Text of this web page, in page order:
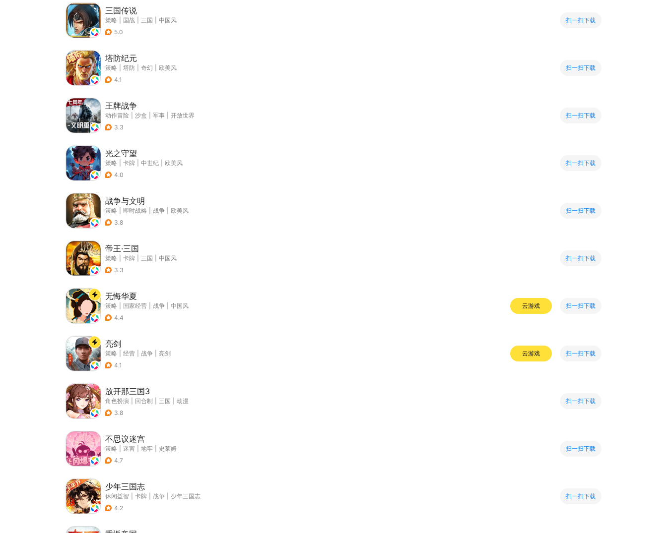
三国传说
策略 国战 三国
中国风
5.0
扫一扫下载
塔防纪元
策略 塔防 奇幻
欧美风
4.1
扫一扫下载
王牌战争
动作冒险 沙盒 军事
开放世界
3.3
扫一扫下载
光之守望
策略 卡牌 中世纪
欧美风
4.0
扫一扫下载
战争与文明
策略 即时战略 战争
欧美风
3.8
扫一扫下载
帝王·三国
策略 卡牌 三国
中国风
3.3
扫一扫下载
无悔华夏
策略 国家经营 战争
中国风
4.4
云游戏 扫一扫下载
亮剑
策略 经营 战争
亮剑
4.1
云游戏 扫一扫下载
放开那三国3
角色扮演 回合制 三国
动漫
3.8
扫一扫下载
不思议迷宫
策略 迷宫 地牢
史莱姆
4.7
扫一扫下载
少年三国志
休闲益智 卡牌 战争
少年三国志
4.2
扫一扫下载